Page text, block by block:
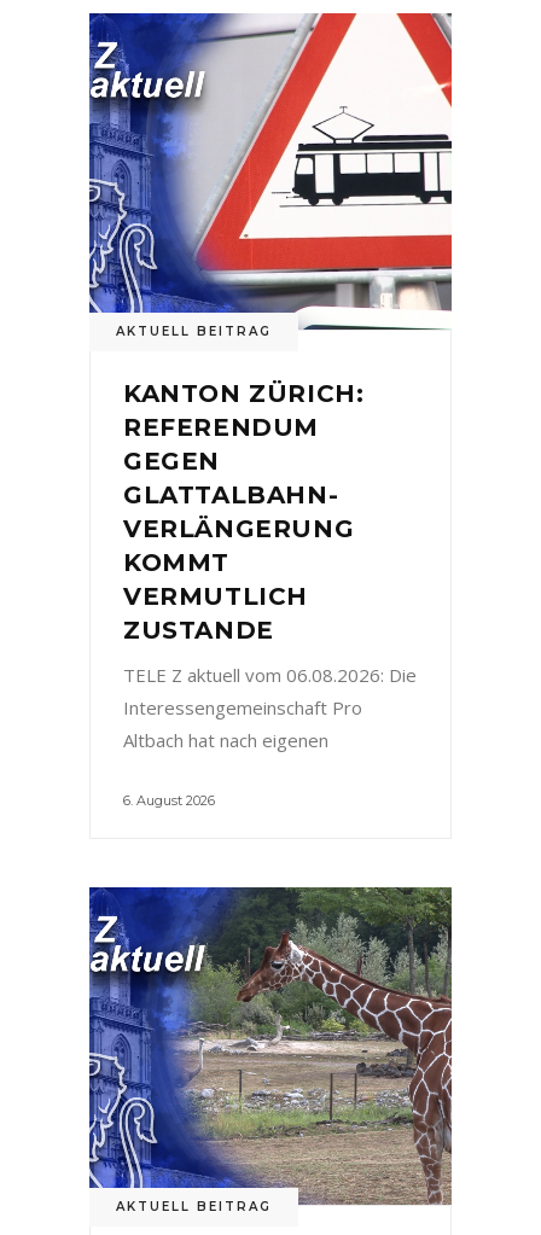
AKTUELL BEITRAG
KANTON ZÜRICH:
REFERENDUM
GEGEN
GLATTALBAHN-
VERLÄNGERUNG
KOMMT
VERMUTLICH
ZUSTANDE
TELE Z aktuell vom 06.08.2026: Die
Interessengemeinschaft Pro
Altbach hat nach eigenen
6. August 2026
AKTUELL BEITRAG